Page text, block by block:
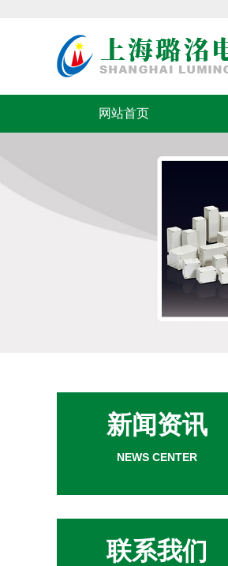
网站首页
新闻资讯
NEWS CENTER
联系我们